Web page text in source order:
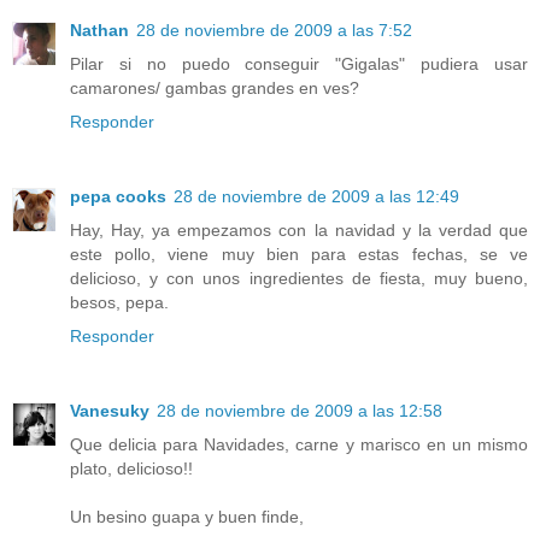
Nathan 28 de noviembre de 2009 a las 7:52
Pilar si no puedo conseguir "Gigalas" pudiera usar
camarones/ gambas grandes en ves?
Responder
pepa cooks 28 de noviembre de 2009 a las 12:49
Hay, Hay, ya empezamos con la navidad y la verdad que
este pollo, viene muy bien para estas fechas, se ve
delicioso, y con unos ingredientes de fiesta, muy bueno,
besos, pepa.
Responder
Vanesuky 28 de noviembre de 2009 a las 12:58
Que delicia para Navidades, carne y marisco en un mismo
plato, delicioso!!
Un besino guapa y buen finde,